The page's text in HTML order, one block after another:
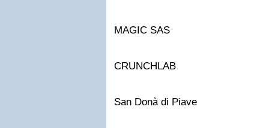
MAGIC SAS
CRUNCHLAB
San Donà di Piave